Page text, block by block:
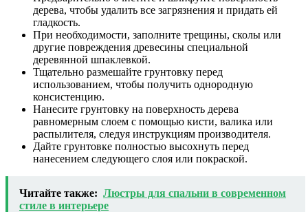
дерева, чтобы удалить все загрязнения и придать ей
гладкость.
При необходимости, заполните трещины, сколы или
другие повреждения древесины специальной
деревянной шпаклевкой.
Тщательно размешайте грунтовку перед
использованием, чтобы получить однородную
консистенцию.
Нанесите грунтовку на поверхность дерева
равномерным слоем с помощью кисти, валика или
распылителя, следуя инструкциям производителя.
Дайте грунтовке полностью высохнуть перед
нанесением следующего слоя или покраской.
Читайте также: Люстры для спальни в современном
стиле в интерьере